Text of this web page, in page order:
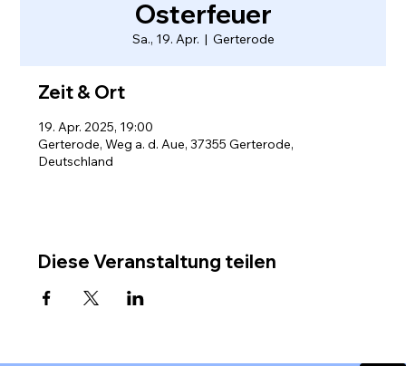
Osterfeuer
Sa., 19. Apr.
  |
Gerterode
Zeit & Ort
19. Apr. 2025, 19:00
Gerterode, Weg a. d. Aue, 37355 Gerterode,
Deutschland
Diese Veranstaltung teilen